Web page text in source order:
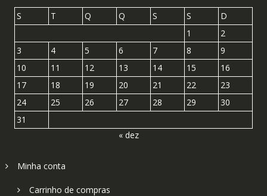
S T Q Q S S
D
1
2
3
4 5 6 7 8
9
10
11 12 13 14 15
16
17
18 19 20 21 22
23
24
25 26 27 28 29
30
31
« dez
Minha conta
Carrinho de compras